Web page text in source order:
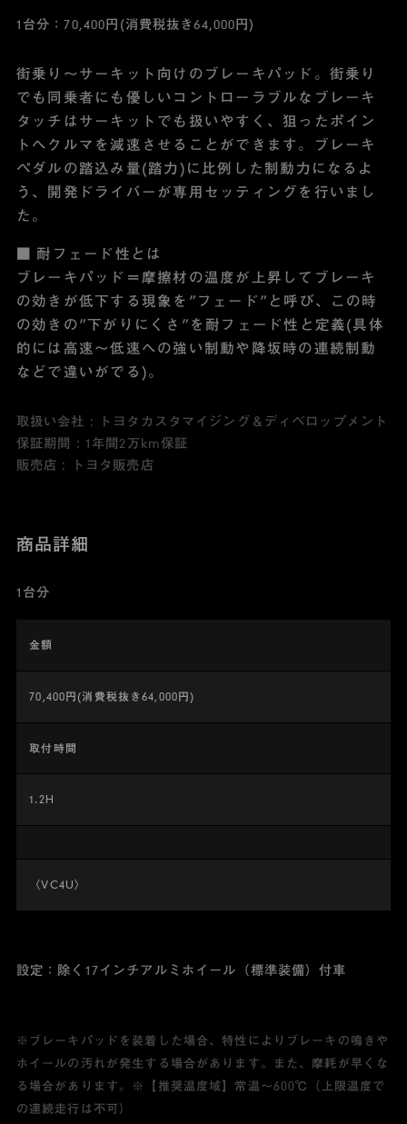
1台分：70,400円(消費税抜き64,000円)
街乗り～サーキット向けのブレーキパッド。街乗り
でも同乗者にも優しいコントローラブルなブレーキ
タッチはサーキットでも扱いやすく、狙ったポイン
トへクルマを減速させることができます。ブレーキ
ペダルの踏込み量(踏力)に比例した制動力になるよ
う、開発ドライバーが専用セッティングを行いまし
た。
■ 耐フェード性とは
ブレーキパッド＝摩擦材の温度が上昇してブレーキ
の効きが低下する現象を”フェード”と呼び、この時
の効きの”下がりにくさ”を耐フェード性と定義(具体
的には高速～低速への強い制動や降坂時の連続制動
などで違いがでる)。
取扱い会社 : トヨタカスタマイジング＆ディベロップメント
保証期間 : 1年間2万km保証
販売店 : トヨタ販売店
商品詳細
1台分
金額
70,400円(消費税抜き64,000円)
取付時間
1.2H
〈VC4U〉
設定：除く17インチアルミホイール（標準装備）付車
※ブレーキパッドを装着した場合、特性によりブレーキの鳴きや
ホイールの汚れが発生する場合があります。また、摩耗が早くな
る場合があります。※【推奨温度域】常温～600℃（上限温度で
の連続走行は不可）